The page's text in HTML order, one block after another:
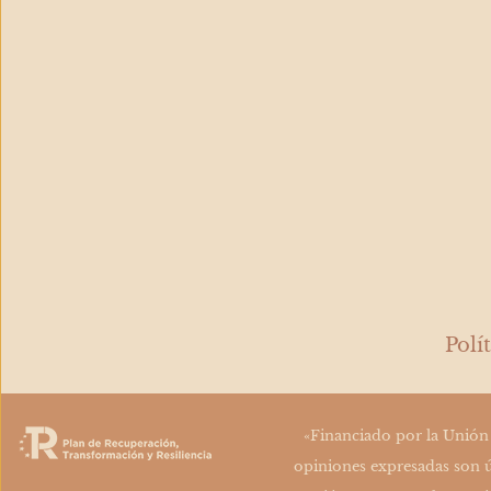
«Financiado por la
opiniones expresadas son